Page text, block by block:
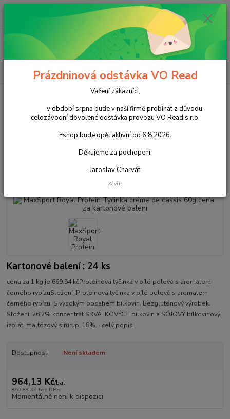
Po - Pá 8 - 14h
ks
za 0,00 Kč
Energetická
MaxSport Royal Protein Tyčinka
créme de cassis 60g cena za kartonové balení
MaxSport Royal Protein Tyčinka
créme de cassis 60g cena za
kartonové balení
Kartonové balení : 24 ks
cena za 1 kg je 669.54 kčProteinová tyčinka v bílé polevě s aromatem
černého rybízuSložení :Proteinová tyčinka v bílé polevě s aromatem
černého rybízu. S vysokým obsahem bílkovin. Bezgluténový výrobek.
Složení: 26,2% koncentrát SRVÁTKOVÝCH bílkovin a SÓJOVÝ bílkovinový
izolát, maltózový sirurup, 18%... celý popis
Dostupnost Není skladem
964,13 Kč/bal
860,83 Kč bez DPH
Momentálně není k dispozici
Prázdninová odstávka VO Read
Vážení zákazníci,
v období srpna bude v naší firmě probíhat z důvodu
celozávodní dovolené odstávka provozu VO Read s.r.o.
Eshop bude opět aktivní od 6.8.2026.
Děkujeme za pochopení.
Jaroslav Charvát
Zavřít